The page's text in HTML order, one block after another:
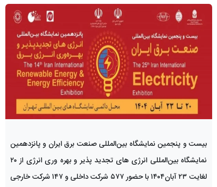
بیست‌ و پنجمین نمایشگاه بین‌المللی صنعت برق ایران و پانزدهمین
نمایشگاه بین‌المللی انرژی های تجدید پذیر و بهره وری انرژی‌ از ۲۰
لغایت ۲۳ آبان۱۴۰۴ با حضور ۵۷۷ شرکت داخلی و ۱۴۷ شرکت خارجی